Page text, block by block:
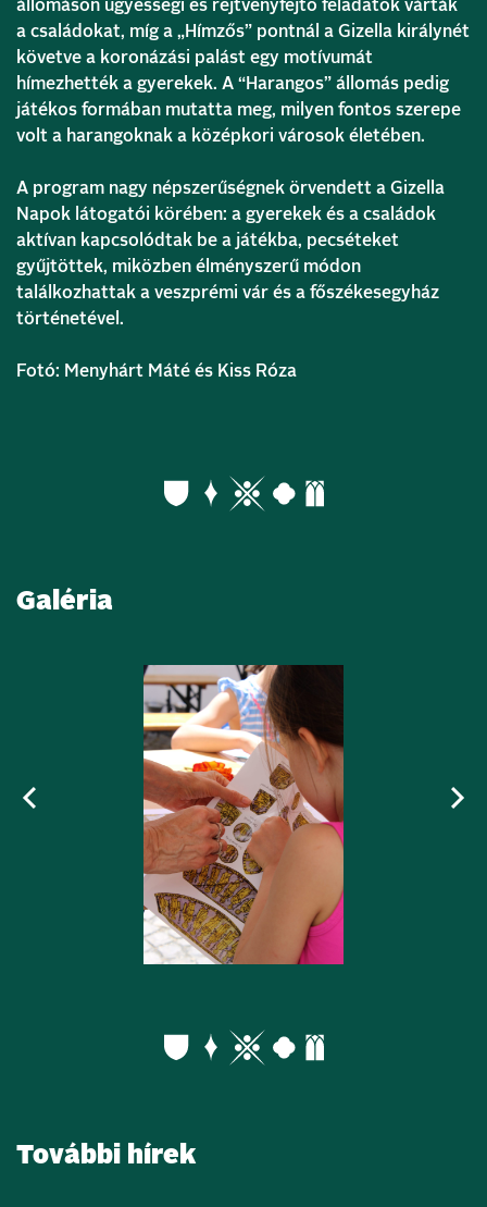
állomáson ügyességi és rejtvényfejtő feladatok várták
a családokat, míg a „Hímzős” pontnál a Gizella királynét
követve a koronázási palást egy motívumát
hímezhették a gyerekek. A “Harangos” állomás pedig
játékos formában mutatta meg, milyen fontos szerepe
volt a harangoknak a középkori városok életében.
A program nagy népszerűségnek örvendett a Gizella
Napok látogatói körében: a gyerekek és a családok
aktívan kapcsolódtak be a játékba, pecséteket
gyűjtöttek, miközben élményszerű módon
találkozhattak a veszprémi vár és a főszékesegyház
történetével.
Fotó: Menyhárt Máté és Kiss Róza
Galéria
További hírek